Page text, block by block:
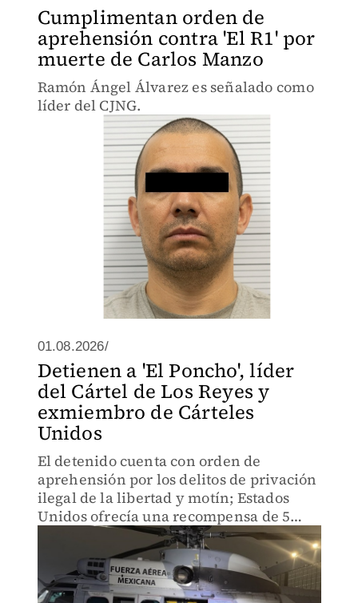
Cumplimentan orden de
aprehensión contra 'El R1' por
muerte de Carlos Manzo
Ramón Ángel Álvarez es señalado como
líder del CJNG.
01.08.2026/
Detienen a 'El Poncho', líder
del Cártel de Los Reyes y
exmiembro de Cárteles
Unidos
El detenido cuenta con orden de
aprehensión por los delitos de privación
ilegal de la libertad y motín; Estados
Unidos ofrecía una recompensa de 5
mdd por él.